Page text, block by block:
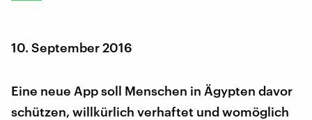
10. September 2016
Eine neue App soll Menschen in Ägypten davor
schützen, willkürlich verhaftet und womöglich